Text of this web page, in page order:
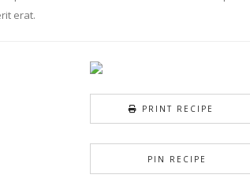
erat.
PRINT RECIPE
PIN RECIPE